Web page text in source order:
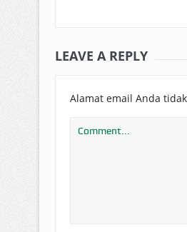
LEAVE A REPLY
Alamat email Anda